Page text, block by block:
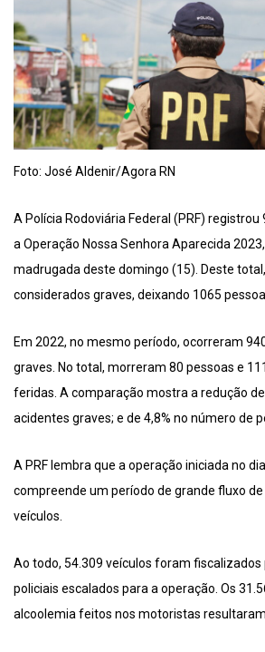
Foto: José Aldenir/Agora RN
A Polícia Rodoviária Federal (PRF)
a Operação Nossa Senhora Aparecida
madrugada deste domingo (15). Deste
considerados graves, deixando 1065
Em 2022, no mesmo período, ocorreram
graves. No total, morreram 80 pessoas e
feridas. A comparação mostra a redução
acidentes graves; e de 4,8% no número de
A PRF lembra que a operação iniciada no
compreende um período de grande fluxo
veículos.
Ao todo, 54.309 veículos foram fiscalizados
policiais escalados para a operação. Os
alcoolemia feitos nos motoristas